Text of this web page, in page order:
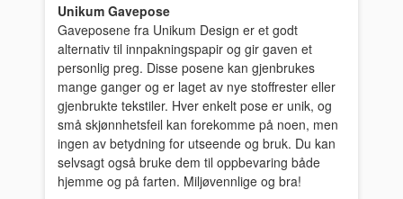
Unikum Gavepose
Gaveposene fra Unikum Design er et godt
alternativ til innpakningspapir og gir gaven et
personlig preg. Disse posene kan gjenbrukes
mange ganger og er laget av nye stoffrester eller
gjenbrukte tekstiler. Hver enkelt pose er unik, og
små skjønnhetsfeil kan forekomme på noen, men
ingen av betydning for utseende og bruk. Du kan
selvsagt også bruke dem til oppbevaring både
hjemme og på farten. Miljøvennlige og bra!